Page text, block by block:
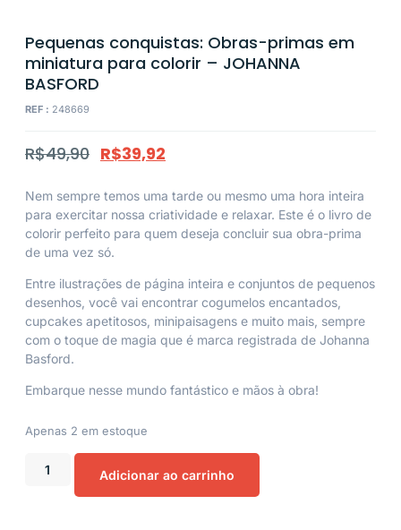
Pequenas conquistas: Obras-primas em
miniatura para colorir – JOHANNA
BASFORD
REF : 248669
R$49,90 R$39,92
Nem sempre temos uma tarde ou mesmo uma hora inteira
para exercitar nossa criatividade e relaxar. Este é o livro de
colorir perfeito para quem deseja concluir sua obra-prima
de uma vez só.
Entre ilustrações de página inteira e conjuntos de pequenos
desenhos, você vai encontrar cogumelos encantados,
cupcakes apetitosos, minipaisagens e muito mais, sempre
com o toque de magia que é marca registrada de Johanna
Basford.
Embarque nesse mundo fantástico e mãos à obra!
Apenas 2 em estoque
Adicionar ao carrinho